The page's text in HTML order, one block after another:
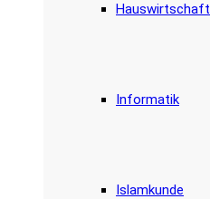
Hauswirtschaft
Informatik
Islamkunde